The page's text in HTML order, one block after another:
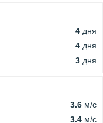
4 дня
4 дня
3 дня
3.6 м/c
3.4 м/c